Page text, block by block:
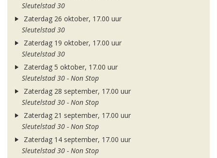
Sleutelstad 30
Zaterdag 26 oktober, 17.00 uur
Sleutelstad 30
Zaterdag 19 oktober, 17.00 uur
Sleutelstad 30
Zaterdag 5 oktober, 17.00 uur
Sleutelstad 30 - Non Stop
Zaterdag 28 september, 17.00 uur
Sleutelstad 30 - Non Stop
Zaterdag 21 september, 17.00 uur
Sleutelstad 30 - Non Stop
Zaterdag 14 september, 17.00 uur
Sleutelstad 30 - Non Stop